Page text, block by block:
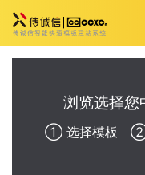
浏览选择您
① 选择模板 ②